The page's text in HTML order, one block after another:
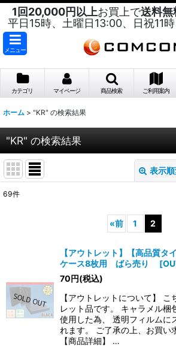
1回20,000円以上お買上で送料無
平日15時、土曜日13:00、日祝11
メニュー
カテゴリ マイページ 商品検索 ご利用案内
ホーム > "KR" の検索結果
"KR" の検索結果
表示
絞り込む
69件
«前 1 2
【アウトレット】【高品質
ケース8枚用 ばら売り
[
70円(税込)
【アウトレットについて】 こ
レット品です。 キャラメル梱
使用した為、 透明フィルムに
れます。 ご了承の上、お買い
【商品詳細】 …